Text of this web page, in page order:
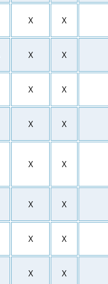
X X
X X
X X
X X
X X
X X
X X
X X